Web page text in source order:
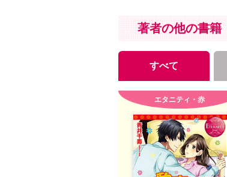
著者の他の書籍
すべて
エタニティ・赤